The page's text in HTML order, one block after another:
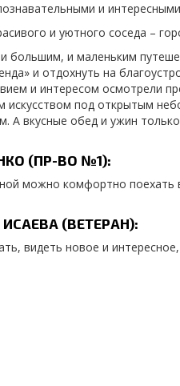
и
и уютного соседа –
и маленьким
и отдохнуть на
и интересом осмотрели
искусством под открытым
А вкусные обед и ужин
(ПР-ВО №1):
можно комфортно поехать
(ВЕТЕРАН):
видеть новое и